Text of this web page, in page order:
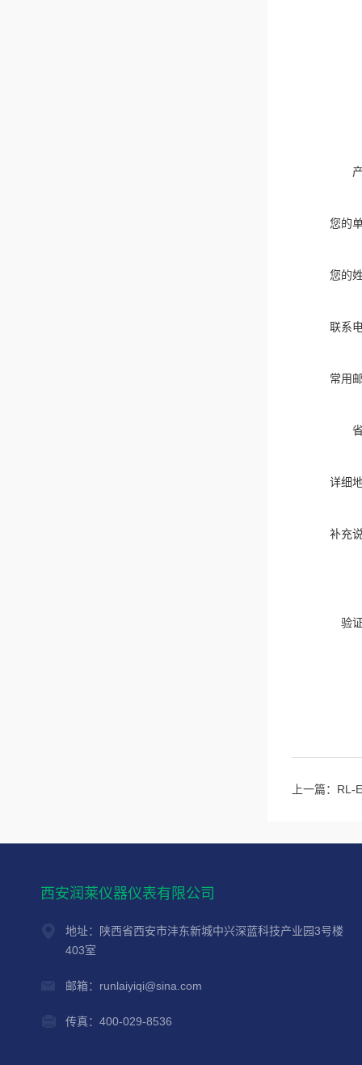
您的
您的
联系
常用
详细
补充
验
上一篇： RL-
西安润莱仪器仪表有限公司
地址：陕西省西安市沣东新城中兴深蓝科技产业园3号楼
403室
邮箱：runlaiyiqi@sina.com
传真：400-029-8536